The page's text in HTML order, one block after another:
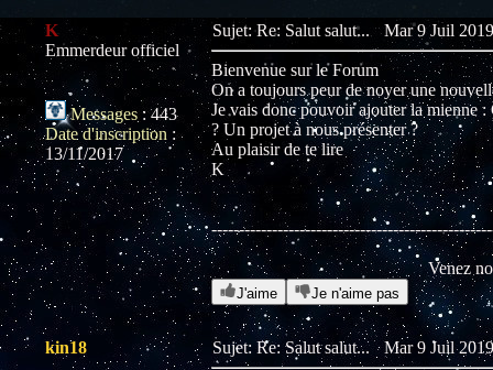
K
Emmerdeur officiel
Messages :443
Date d'inscription :
13/11/2017
Sujet: Re: Salut salut...Mar 9 Juil
Bienvenue sur le Forum
On a toujours peur de noyer une
Je vais donc pouvoir ajouter la mienne
? Un projet à nous présenter ?
Au plaisir de te lire
K
Venez
J'aime Je n'aime pas
kin18 Sujet: Re: Salut salut... Mar 9 Juil